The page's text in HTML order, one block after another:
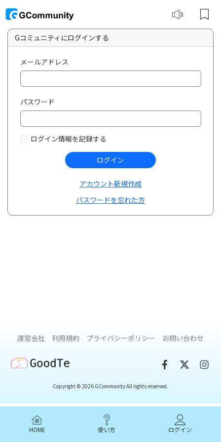
Gコミュニティにログインする
メールアドレス
パスワード
ログイン情報を記録する
ログイン
アカウント新規作成
パスワードを忘れた方
HOME 使い方 ログイン
運営会社 利用規約 プライバシーポリシー お問い合わせ
GoodTe
Copyright © 2026 GCommunity All rights reserved.